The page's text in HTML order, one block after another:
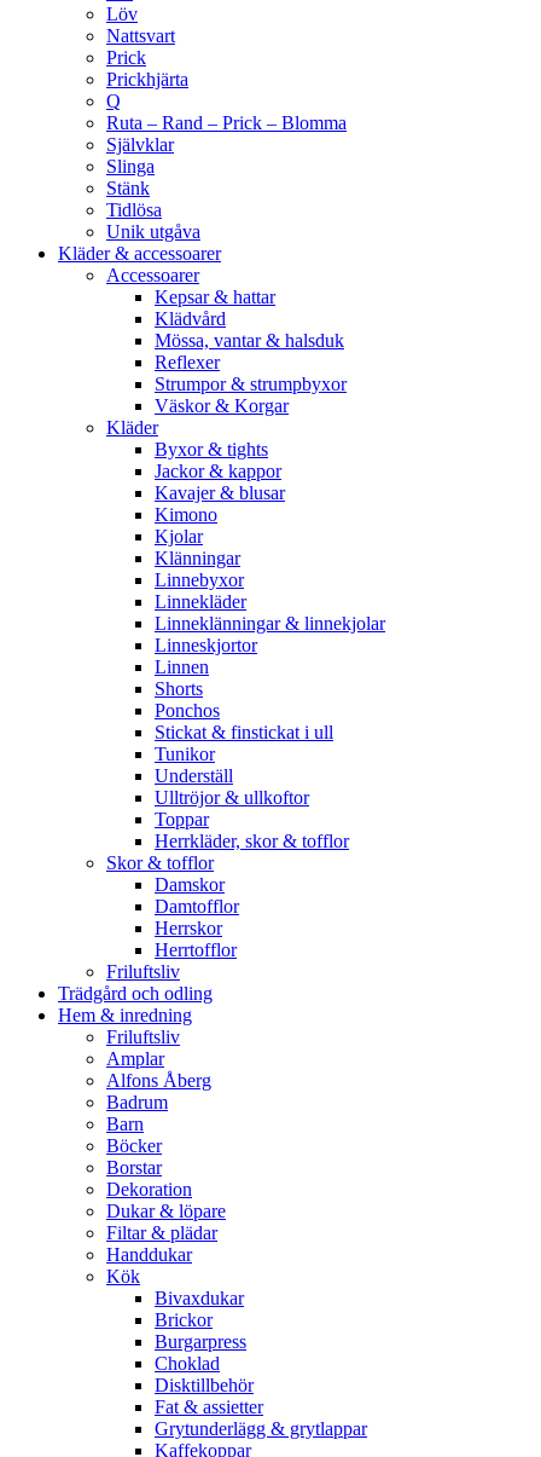
Löv
Nattsvart
Prick
Prickhjärta
Q
Ruta – Rand – Prick – Blomma
Självklar
Slinga
Stänk
Tidlösa
Unik utgåva
Kläder & accessoarer
Accessoarer
Kepsar & hattar
Klädvård
Mössa, vantar & halsduk
Reflexer
Strumpor & strumpbyxor
Väskor & Korgar
Kläder
Byxor & tights
Jackor & kappor
Kavajer & blusar
Kimono
Kjolar
Klänningar
Linnebyxor
Linnekläder
Linneklänningar & linnekjolar
Linneskjortor
Linnen
Shorts
Ponchos
Stickat & finstickat i ull
Tunikor
Underställ
Ulltröjor & ullkoftor
Toppar
Herrkläder, skor & tofflor
Skor & tofflor
Damskor
Damtofflor
Herrskor
Herrtofflor
Friluftsliv
Trädgård och odling
Hem & inredning
Friluftsliv
Amplar
Alfons Åberg
Badrum
Barn
Böcker
Borstar
Dekoration
Dukar & löpare
Filtar & plädar
Handdukar
Kök
Bivaxdukar
Brickor
Burgarpress
Choklad
Disktillbehör
Fat & assietter
Grytunderlägg & grytlappar
Kaffekoppar